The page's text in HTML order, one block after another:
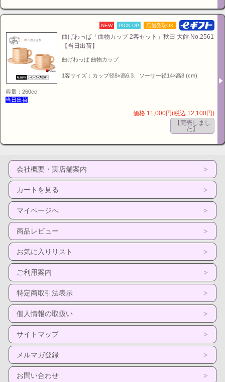
NEW PICK UP 店舗受取OK
曲げわっぱ「曲物カップ 2客セット」秋田 大館 No.2561
【当日出荷】
曲げわっぱ 曲物カップ
1客サイズ：カップ径8×高6.3、ソーサー径14×高8 (cm)
容量：260cc
当日出荷
価格:11,000円(税込 12,100円)
【完売しまし
た】
会社概要・実店舗案内
カートを見る
マイページへ
商品レビュー
お気に入りリスト
ご利用案内
特定商取引法表示
個人情報の取扱い
サイトマップ
メルマガ登録
お問い合わせ